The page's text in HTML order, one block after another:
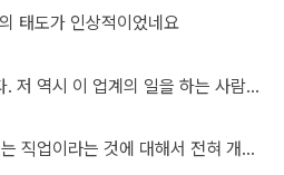
태도가 인상적이었네요
좋은 글과 댓글 잘 보았습니다. 저 역시 이 업계의 일을 하는 사람으로써 '웹퍼블리셔' 라는 단어를 만드신 분을 이제 알았네요. 해당 용어를 만들어주셔서 감사합니다. 그 덕에 제 업무에 대한 명확한 기준을 세울 수 있었습니다. 전 이제껏 '웹퍼블리셔' 라는 직무에 부끄러운 적 없었습니다. '웹 퍼블리셔' 라는 직무를 부끄러워 하는 건, 본인이 해당 업무를 제대로 이해하지 못하고 잘 수행하지 못하기 때문이라고 생각해요. 해외와 국내의 개발업무 포지션에 대한 단어가 다를 뿐인데, 유독 국내 개발자들 중에는 굳이 급을 나누는 분들이 많더라구요. 근데 그렇게 급을 나누는 만큼 기본이 되어있는지 의심스러울 때도 많았습니다. 퍼블리셔와 상의없이 css framework 로 화면 대충 만들다가... 디자이너 요청 대로 화면 수정 못하고 대뜸 찾아와서는 수정해달라고 하는 적도 많았고... 만들어 준 화면도 자기 맘대로 이것저것 손대다가 오히려 화면 다 틀어지는 경우도 많이 봤습니다. 이런 걸 보면 오히려 '프론트엔드 개발자' 라고 본인을 지칭하는 분들이 해외와 전혀 다른 개념으로 이해하고 있는 게 아닌가 라는 생각도 들었습니다. 이제는 면역이 되서... 그런 분들 만나면 '그러려니...' 하고 말지만요. ㅎㅎ 각자가 맡은 업무가 있는 거고, 각자의 업무를 서로 존중하는 환경이 필요하다고 생각합니다. 그리고 각자의 자리에서 본인 업무를 충실하면 되지 않을까 싶습니다.
할말이 많지만... 한국에만 있는 직업이라는 것에 대해서 전혀 개의치도 않고 부끄러워할 이유도 없다고 봅니다. 이 직업군에 대해서 이해라며녀 00년대에 무슨일이 일어났었는지.. 알필요가 있고 국내만의 특수한 환경때문에 만들어진 직업군이고... 근래에 들어 국제화가 되면서 문제시 몇몇분이 문제삼는것 같은데... 본인의 업무 바운더리는 본인이 만드는거지.. 그 단어안에 갇혀서 본인의 수준이나 인식을 만든다고 보지 않습니다. 코더니 UI개발자니, 퍼블리셔니, FE니.. 웹마스터니 풀스택이니 ㅎㅎ 많은 직업군으로 불리우고 있지만 솔직히 본인의 역량에 따라 불리운다고 생각합니다. 당시에 신현석님이 던진 하나의 단어에 여전히 밥먹고 살고 있고, 때때론 자부심도 느낍니다.